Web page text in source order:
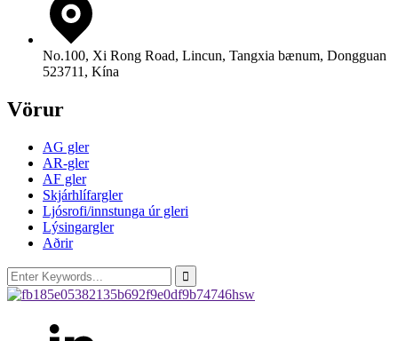
No.100, Xi Rong Road, Lincun, Tangxia bænum, Dongguan
523711, Kína
Vörur
AG gler
AR-gler
AF gler
Skjárhlífargler
Ljósrofi/innstunga úr gleri
Lýsingargler
Aðrir